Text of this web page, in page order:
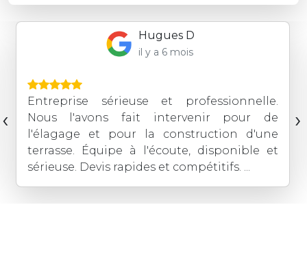
Hugues D
il y a 6 mois
Entreprise sérieuse et professionnelle.
Nous l'avons fait intervenir pour de
l'élagage et pour la construction d'une
terrasse. Équipe à l'écoute, disponible et
sérieuse. Devis rapides et compétitifs. ...
‹ ›